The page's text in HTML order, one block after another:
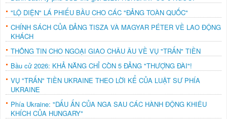
"LỘ DIỆN" LÁ PHIẾU BẦU CHO CÁC "ĐẢNG TOÀN QUỐC"
CHÍNH SÁCH CỦA ĐẢNG TISZA VÀ MAGYAR PÉTER VỀ LAO ĐỘNG
KHÁCH
THÔNG TIN CHO NGOẠI GIAO CHÂU ÂU VỀ VỤ "TRẤN" TIỀN
Bầu cử 2026: KHẢ NĂNG CHỈ CÒN 5 ĐẢNG "THƯỢNG ĐÀI"!
VỤ "TRẤN" TIỀN UKRAINE THEO LỜI KỂ CỦA LUẬT SƯ PHÍA
UKRAINE
Phía Ukraine: "DẤU ẤN CỦA NGA SAU CÁC HÀNH ĐỘNG KHIÊU
KHÍCH CỦA HUNGARY"